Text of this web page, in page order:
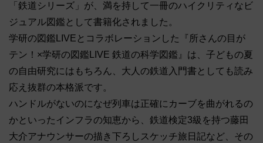
「鉄道シリーズ」が、満を持して一冊のハイクリティなビ
ジュアル図鑑として書籍化されました。
学研の図鑑LIVEとコラボレーションした『所さんの目が
テン！×学研の図鑑LIVE 鉄道の科学図鑑』は、子どもの夏
の自由研究にはもちろん、大人の鉄道入門書としても読み
応え抜群の本格派です。
ハンドルがないのになぜ列車は正確にカーブを曲がれるの
かといったインフラの知恵から、鉄道検定3級を持つ藤田
大介アナウンサーの描き下ろしスケッチ旅日記など、その